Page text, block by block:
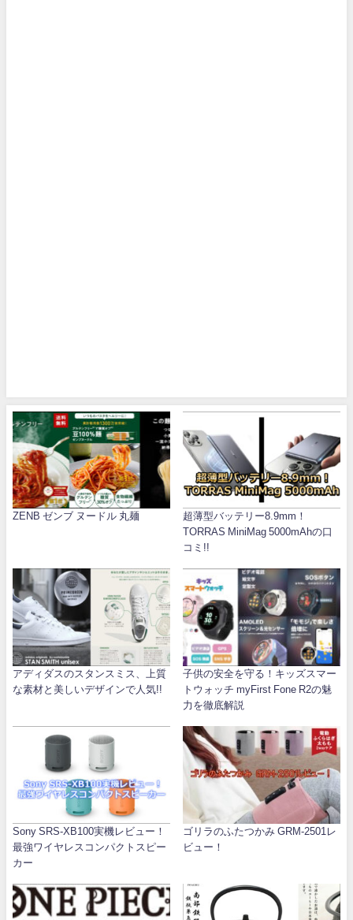
ZENB ゼンブ ヌードル 丸麺
超薄型バッテリー8.9mm！
TORRAS MiniMag 5000mAhの口
コミ!!
アディダスのスタンスミス、上質
な素材と美しいデザインで人気!!
子供の安全を守る！キッズスマー
トウォッチ myFirst Fone R2の魅
力を徹底解説
Sony SRS-XB100実機レビュー！
最強ワイヤレスコンパクトスピー
カー
ゴリラのふたつかみ GRM-2501レ
ビュー！